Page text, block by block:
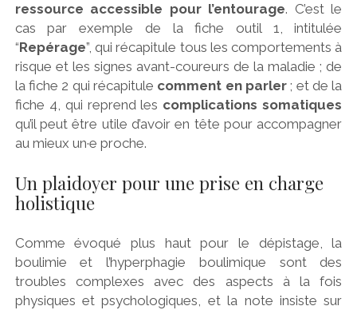
ressource accessible pour l’entourage. C’est le
cas par exemple de la fiche outil 1, intitulée
“Repérage”, qui récapitule tous les comportements à
risque et les signes avant-coureurs de la maladie ; de
la fiche 2 qui récapitule comment en parler ; et de la
fiche 4, qui reprend les complications somatiques
qu’il peut être utile d’avoir en tête pour accompagner
au mieux un·e proche.
Un plaidoyer pour une prise en charge
holistique
Comme évoqué plus haut pour le dépistage, la
boulimie et l’hyperphagie boulimique sont des
troubles complexes avec des aspects à la fois
physiques et psychologiques, et la note insiste sur